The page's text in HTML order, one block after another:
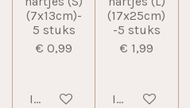
(7x13cm)-
5 stuks
€ 0,99
In winkelwagen
(17x25cm)
-5 stuks
€ 1,99
In